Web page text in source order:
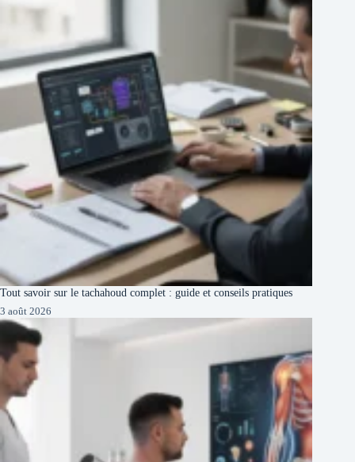
Tout savoir sur le tachahoud complet : guide et conseils pratiques
3 août 2026